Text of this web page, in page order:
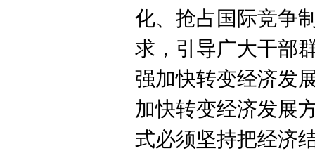
化、抢占国际竞争
求，引导广大干部
强加快转变经济发
加快转变经济发展
式必须坚持把经济